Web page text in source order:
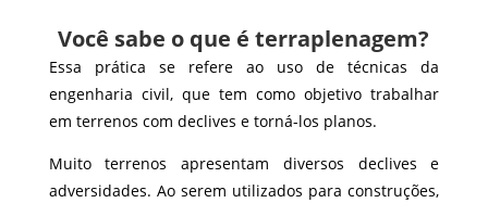
Você sabe o que é terraplenagem?
Essa prática se refere ao uso de técnicas da
engenharia civil, que tem como objetivo trabalhar
em terrenos com declives e torná-los planos.
Muito terrenos apresentam diversos declives e
adversidades. Ao serem utilizados para construções,